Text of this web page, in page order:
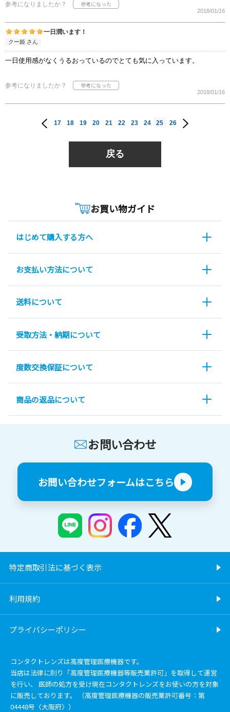
参考になりましたか？
2018/01/16
一日潤います！
クー姫 さん
一日使用感がなくうるおっているのでとても気に入っています。
参考になりましたか？
2018/01/16
17 18 19 20 21 22 23 24 25 26
戻る
お買い物ガイド
はじめて購入する方へ
お支払い方法について
送料について
受取方法・納期について
度数交換保証について
商品の返品について
お問い合わせ
お問い合わせフォームはこちら
特定商取引法に基づく表示
利用規約
プライバシーポリシー
コンタクトレンズは高度管理医療機器です。
当店は法律に則り「高度管理医療機器等販売業許可」を取得して運営
を行い、 医師の処方を受け現在コンタクトレンズをお使いの方を対象
に販売しております。 （高度管理医療機器の販売業許可番号：第
04448号〈大阪府〉）